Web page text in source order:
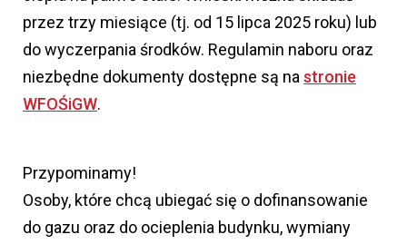
przez trzy miesiące (tj. od 15 lipca 2025 roku) lub
do wyczerpania środków. Regulamin naboru oraz
niezbędne dokumenty dostępne są na stronie
WFOŚiGW.
Przypominamy!
Osoby, które chcą ubiegać się o dofinansowanie
do gazu oraz do ocieplenia budynku, wymiany